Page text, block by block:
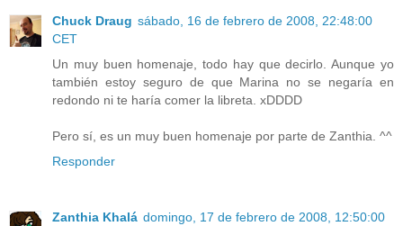
Chuck Draug sábado, 16 de febrero de 2008, 22:48:00
CET
Un muy buen homenaje, todo hay que decirlo. Aunque yo
también estoy seguro de que Marina no se negaría en
redondo ni te haría comer la libreta. xDDDD
Pero sí, es un muy buen homenaje por parte de Zanthia. ^^
Responder
Zanthia Khalá domingo, 17 de febrero de 2008, 12:50:00